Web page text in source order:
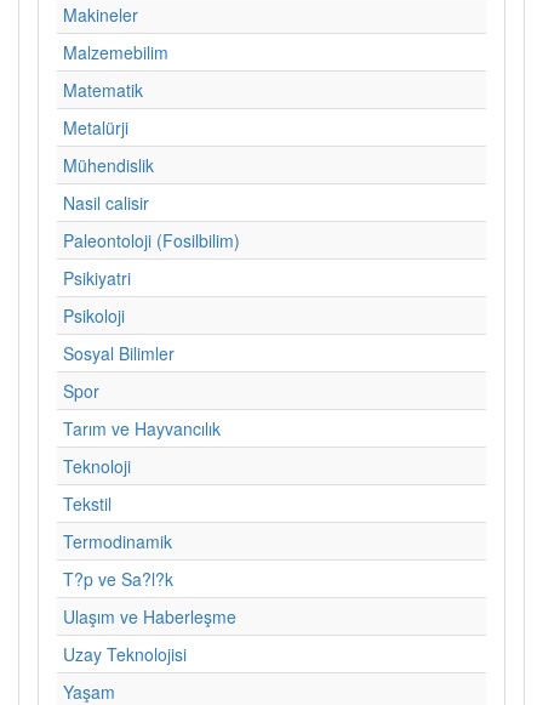
Makineler
Malzemebilim
Matematik
Metalürji
Mühendislik
Nasil calisir
Paleontoloji (Fosilbilim)
Psikiyatri
Psikoloji
Sosyal Bilimler
Spor
Tarım ve Hayvancılık
Teknoloji
Tekstil
Termodinamik
T?p ve Sa?l?k
Ulaşım ve Haberleşme
Uzay Teknolojisi
Yaşam